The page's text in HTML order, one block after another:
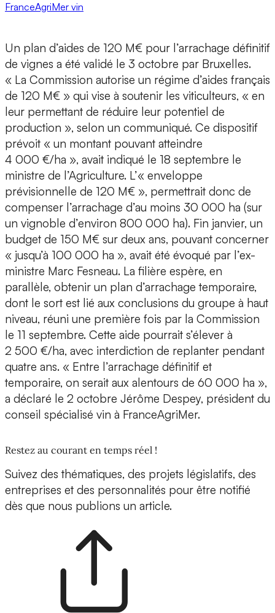
FranceAgriMer vin
Un plan d’aides de 120 M€ pour l’arrachage définitif
de vignes a été validé le 3 octobre par Bruxelles.
« La Commission autorise un régime d’aides français
de 120 M€ » qui vise à soutenir les viticulteurs, « en
leur permettant de réduire leur potentiel de
production », selon un communiqué. Ce dispositif
prévoit « un montant pouvant atteindre
4 000 €/ha », avait indiqué le 18 septembre le
ministre de l’Agriculture. L’« enveloppe
prévisionnelle de 120 M€ », permettrait donc de
compenser l’arrachage d’au moins 30 000 ha (sur
un vignoble d’environ 800 000 ha). Fin janvier, un
budget de 150 M€ sur deux ans, pouvant concerner
« jusqu’à 100 000 ha », avait été évoqué par l’ex-
ministre Marc Fesneau. La filière espère, en
parallèle, obtenir un plan d’arrachage temporaire,
dont le sort est lié aux conclusions du groupe à haut
niveau, réuni une première fois par la Commission
le 11 septembre. Cette aide pourrait s’élever à
2 500 €/ha, avec interdiction de replanter pendant
quatre ans. « Entre l’arrachage définitif et
temporaire, on serait aux alentours de 60 000 ha »,
a déclaré le 2 octobre Jérôme Despey, président du
conseil spécialisé vin à FranceAgriMer.
Restez au courant en temps réel !
Suivez des thématiques, des projets législatifs, des
entreprises et des personnalités pour être notifié
dès que nous publions un article.